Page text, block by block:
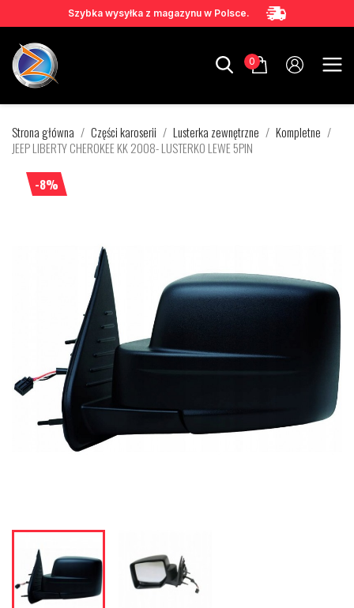
Szybka wysyłka z magazynu w Polsce.
0
Strona główna Części karoserii Lusterka zewnętrzne
Kompletne
JEEP LIBERTY CHEROKEE KK 2008- LUSTERKO LEWE 5PIN
-8%